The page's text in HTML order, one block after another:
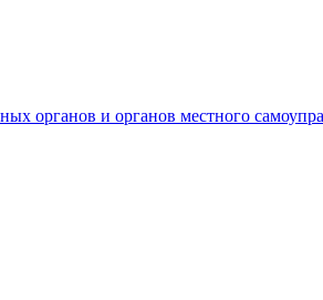
органов и органов местного